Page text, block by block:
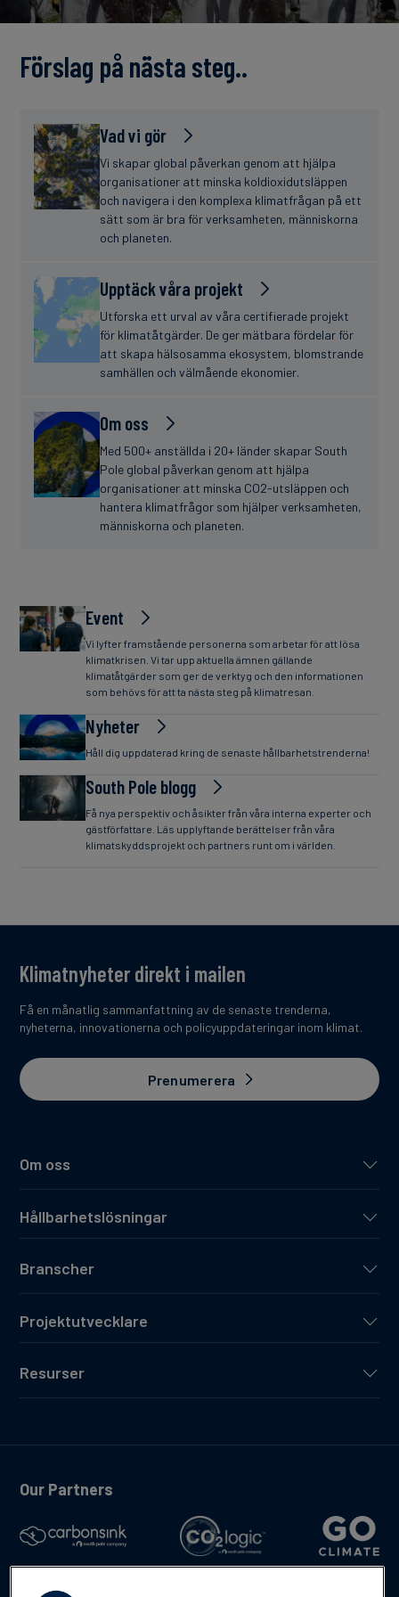
finanser
Förslag på nästa steg..
Vad vi gör
Vi skapar global påverkan genom att hjälpa
organisationer att minska koldioxidutsläppen
och navigera i den komplexa klimatfrågan på ett
sätt som är bra för verksamheten, människorna
och planeten.
Upptäck våra projekt
Utforska ett urval av våra certifierade projekt
för klimatåtgärder. De ger mätbara fördelar för
att skapa hälsosamma ekosystem, blomstrande
samhällen och välmående ekonomier.
Om oss
Med 500+ anställda i 20+ länder skapar South
Pole global påverkan genom att hjälpa
organisationer att minska CO2-utsläppen och
hantera klimatfrågor som hjälper verksamheten,
människorna och planeten.
Event
Vi lyfter framstående personerna som arbetar för att lösa
klimatkrisen. Vi tar upp aktuella ämnen gällande
klimatåtgärder som ger de verktyg och den informationen
som behövs för att ta nästa steg på klimatresan.
Nyheter
Håll dig uppdaterad kring de senaste hållbarhetstrenderna!
South Pole blogg
Få nya perspektiv och åsikter från våra interna experter och
gästförfattare. Läs upplyftande berättelser från våra
klimatskyddsprojekt och partners runt om i världen.
Om oss
Hållbarhetslösningar
Branscher
Projektutvecklare
Resurser
Klimatnyheter direkt i mailen
Få en månatlig sammanfattning av de senaste trenderna,
nyheterna, innovationerna och policyuppdateringar inom klimat.
Prenumerera
Our Partners